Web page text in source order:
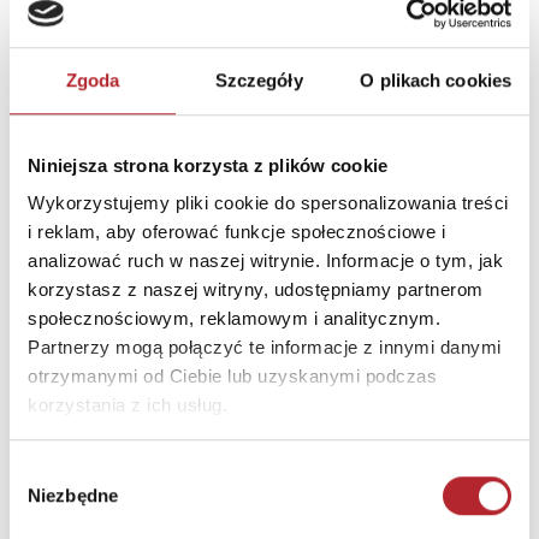
Zgoda Szczegóły O plikach cookies
Niniejsza strona korzysta z plików cookie
Wykorzystujemy pliki cookie do spersonalizowania treści
i reklam, aby oferować funkcje społecznościowe i
analizować ruch w naszej witrynie. Informacje o tym, jak
korzystasz z naszej witryny, udostępniamy partnerom
społecznościowym, reklamowym i analitycznym.
Partnerzy mogą połączyć te informacje z innymi danymi
otrzymanymi od Ciebie lub uzyskanymi podczas
korzystania z ich usług.
zgody
Niezbędne
Na wsi. Akademia mądrego dziecka. Wodne przygody
Opracowanie zbiorowe
Sug. cena det. 29,99zł(brutto)
Zaloguj się, aby kupić
NAJCZĘŚCIEJ KUPOWANE zobacz więcej